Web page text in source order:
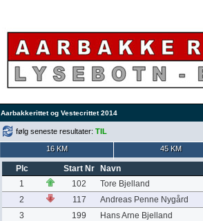
Aarbakkerittet og Vestecrittet 2014
følg seneste resultater: TIL
16 KM 45 KM
Plc Start Nr
Navn
1
102
Tore Bjelland
2
117
Andreas Penne Nygård
3
199 Hans Arne Bjelland